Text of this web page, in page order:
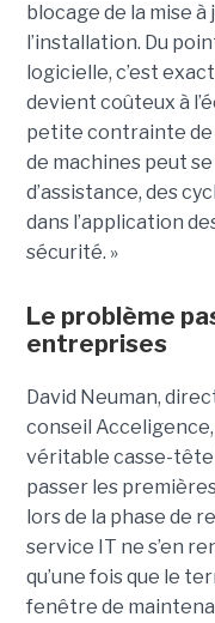
blocage de la mise
l’installation. Du
logicielle, c’est
devient coûteux à
petite contrainte de
de machines peut
d’assistance, des
dans l’application
sécurité. »
Le problème
entreprises
David Neuman,
conseil Acceligence,
véritable casse-tête
passer les
lors de la phase de
service IT ne s’en
qu’une fois que le
fenêtre de